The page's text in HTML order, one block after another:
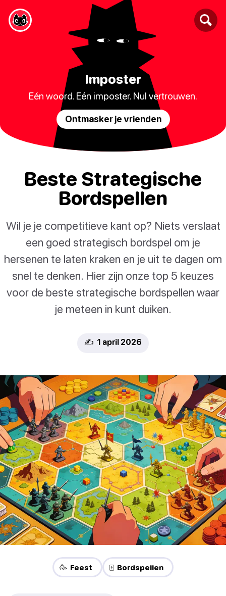
Imposter
Eén woord. Eén imposter. Nul vertrouwen.
Ontmasker je vrienden
Beste Strategische
Bordspellen
Wil je je competitieve kant op? Niets verslaat
een goed strategisch bordspel om je
hersenen te laten kraken en je uit te dagen om
snel te denken. Hier zijn onze top 5 keuzes
voor de beste strategische bordspellen waar
je meteen in kunt duiken.
✍️ 1 april 2026
🥳 Feest 🀄 Bordspellen